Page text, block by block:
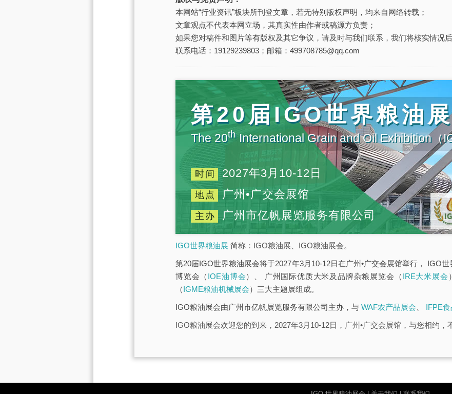
本网站“行业资讯”板块所刊登文章，若无特别版权声明，均来自网络转载；
文章观点不代表本网立场，其真实性由作者或稿源方负责；
如果您对稿件和图片等有版权及其它争议，请及时与我们联系，我们将核实情况后
联系电话：19129239803；邮箱：499708785@qq.com
第20届IGO世界粮油
The 20thInternational Grain and Oil Exhibition（
时间 2027年3月10-12日
地点 广州•广交会展馆
主办 广州市亿帆展览服务有限公司
IGO世界粮油展 简称：IGO粮油展、IGO粮油展会。
第20届IGO世界粮油展会将于2027年3月10-12日在广州•广交会展馆举行， IGO
博览会（ IOE油博会）、 广州国际优质大米及品牌杂粮展览会（ IRE大米展会
（IGME粮油机械展会）三大主题展组成。
IGO粮油展会由广州市亿帆展览服务有限公司主办，与 WAF农产品展会 IFPE
IGO粮油展会欢迎您的到来，2027年3月10-12日，广州•广交会展馆，与您相约，